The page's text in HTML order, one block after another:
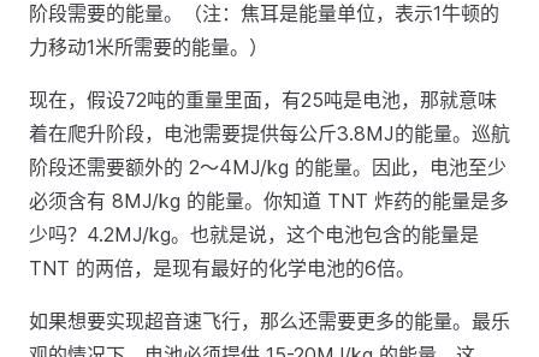
阶段需要的能量。（注：焦耳是能量单位，表示1牛顿的
力移动1米所需要的能量。）
现在，假设72吨的重量里面，有25吨是电池，那就意味
着在爬升阶段，电池需要提供每公斤3.8MJ的能量。巡航
阶段还需要额外的 2～4MJ/kg 的能量。因此，电池至少
必须含有 8MJ/kg 的能量。你知道 TNT 炸药的能量是多
少吗？4.2MJ/kg。也就是说，这个电池包含的能量是
TNT 的两倍，是现有最好的化学电池的6倍。
如果想要实现超音速飞行，那么还需要更多的能量。最乐